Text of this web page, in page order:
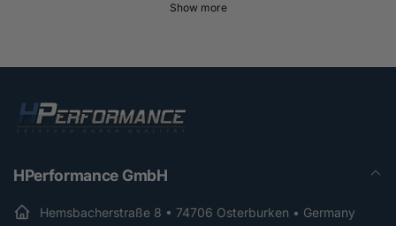
Show more
HPerformance GmbH
Hemsbacherstraße 8 • 74706 Osterburken • Germany